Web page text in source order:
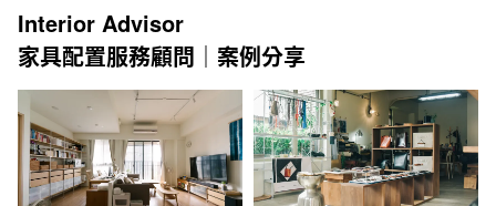
Interior Advisor
家具配置服務顧問｜案例分享